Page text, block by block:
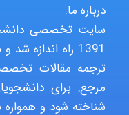
درباره ما:
سایت تخصصی
1391 راه
ترجمه مقالات
مرجع, برای
شناخته شود و